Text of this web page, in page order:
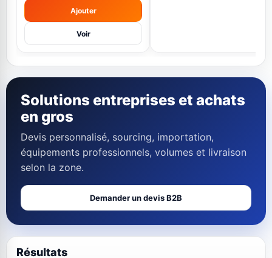
Ajouter
Voir
Solutions entreprises et achats
en gros
Devis personnalisé, sourcing, importation,
équipements professionnels, volumes et livraison
selon la zone.
Demander un devis B2B
Résultats